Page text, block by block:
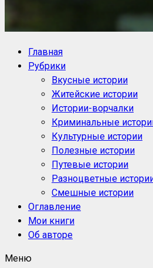
Блог историй NoorySan
Главная
Рубрики
Вкусные истории
Житейские истории
Истории-ворчалки
Криминальные
Культурные истории
Полезные истории
Путевые истории
Разноцветные
Смешные истории
Оглавление
Мои книги
Об авторе
Меню